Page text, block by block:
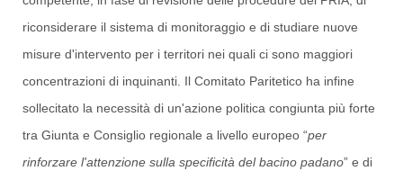
riconsiderare il sistema di monitoraggio e di studiare nuove
misure d'intervento per i territori nei quali ci sono maggiori
concentrazioni di inquinanti. Il Comitato Paritetico ha infine
sollecitato la necessità di un'azione politica congiunta più forte
tra Giunta e Consiglio regionale a livello europeo “per
rinforzare l'attenzione sulla specificità del bacino padano” e di